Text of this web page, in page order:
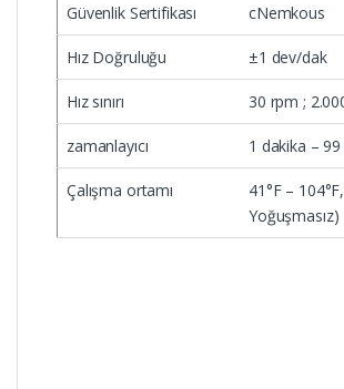
Güvenlik Sertifikası cNemkous
Hız Doğruluğu ±1 dev/dak
Hız sınırı 30 rpm ;
zamanlayıcı 1 dakika –
Çalışma ortamı
41°F –
Yoğuşmasız)